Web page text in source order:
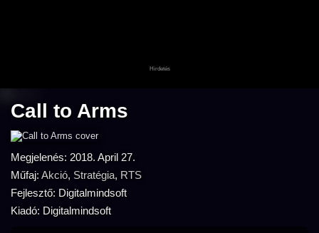
Call to Arms
Megjelenés: 2018. April 27.
Műfaj: Akció, Stratégia, RTS
Fejlesztő: Digitalmindsoft
Kiadó: Digitalmindsoft